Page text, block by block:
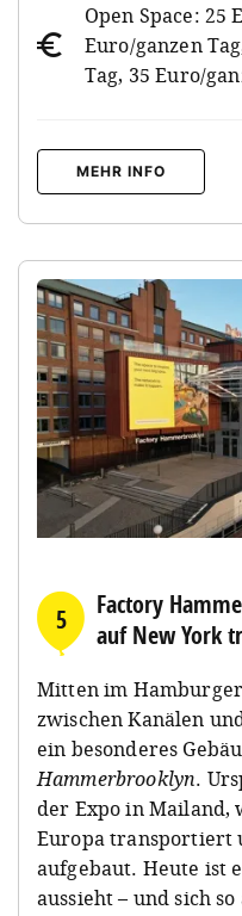
Open Space: 25
Euro/ganzen
Tag, 35 Euro/
MEHR INFO
5
Factory
auf New York
Mitten im
zwischen Kanälen
ein besonderes
Hammerbrooklyn.
der Expo in Mailand,
Europa transportiert
aufgebaut. Heute ist
aussieht – und sich